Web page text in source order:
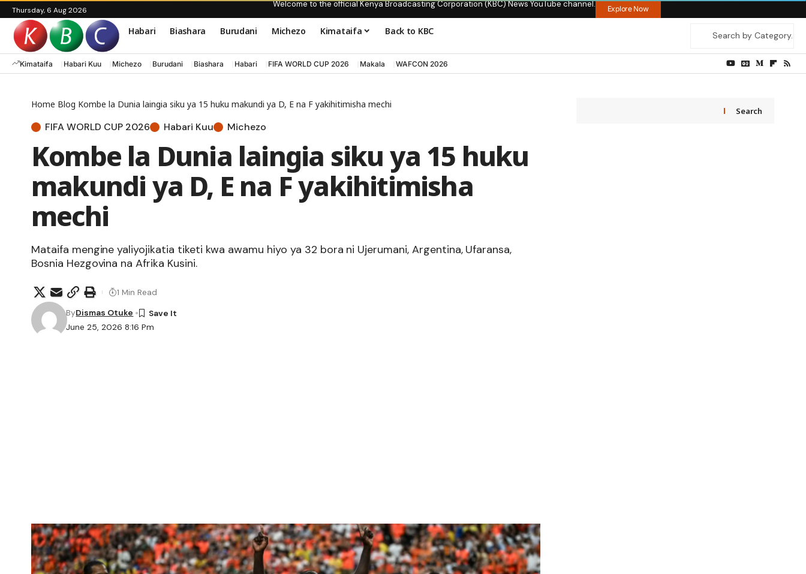
Thursday, 6 Aug 2026
Welcome to the official Kenya Broadcasting Corporation (KBC) News YouTube channel. Explore Now
Habari Biashara Burudani Michezo Kimataifa Back to KBC
Kimataifa Habari Kuu Michezo Burudani Biashara Habari FIFA WORLD CUP 2026 Makala WAFCON 2026
Home Blog Kombe la Dunia laingia siku ya 15 huku makundi ya D, E na F yakihitimisha mechi
FIFA WORLD CUP 2026 Habari Kuu Michezo
Kombe la Dunia laingia siku ya 15 huku
makundi ya D, E na F yakihitimisha
mechi
Mataifa mengine yaliyojikatia tiketi kwa awamu hiyo ya 32 bora ni Ujerumani, Argentina, Ufaransa,
Bosnia Hezgovina na Afrika Kusini.
June 25, 2026 8:16 Pm
ByDismas Otuke
1 Min Read
Search